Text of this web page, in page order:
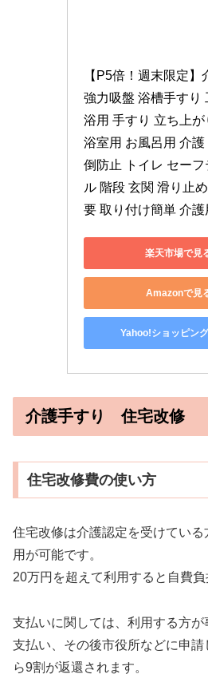
【P5倍！週末限定】
強力吸盤 浴槽手すり
浴用 手すり 立ち上が
浴室用 お風呂用 介護
倒防止 トイレ セーフ
ル 階段 玄関 滑り止
要 取り付け簡単 介護
楽天市場で見
Amazonで見
Yahoo!ショッピン
介護手すり 住宅改修
住宅改修費の使い方
住宅改修は介護認定を受けている
用が可能です。
20万円を超えて利用すると自費負
支払いに関しては、利用する方
支払い、その後市役所などに申
ら9割が返還されます。